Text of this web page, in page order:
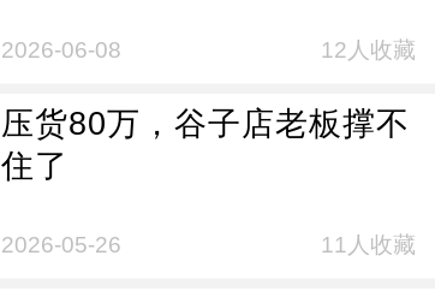
2026-06-08 12人收藏
压货80万，谷子店老板撑不
住了
2026-05-26 11人收藏